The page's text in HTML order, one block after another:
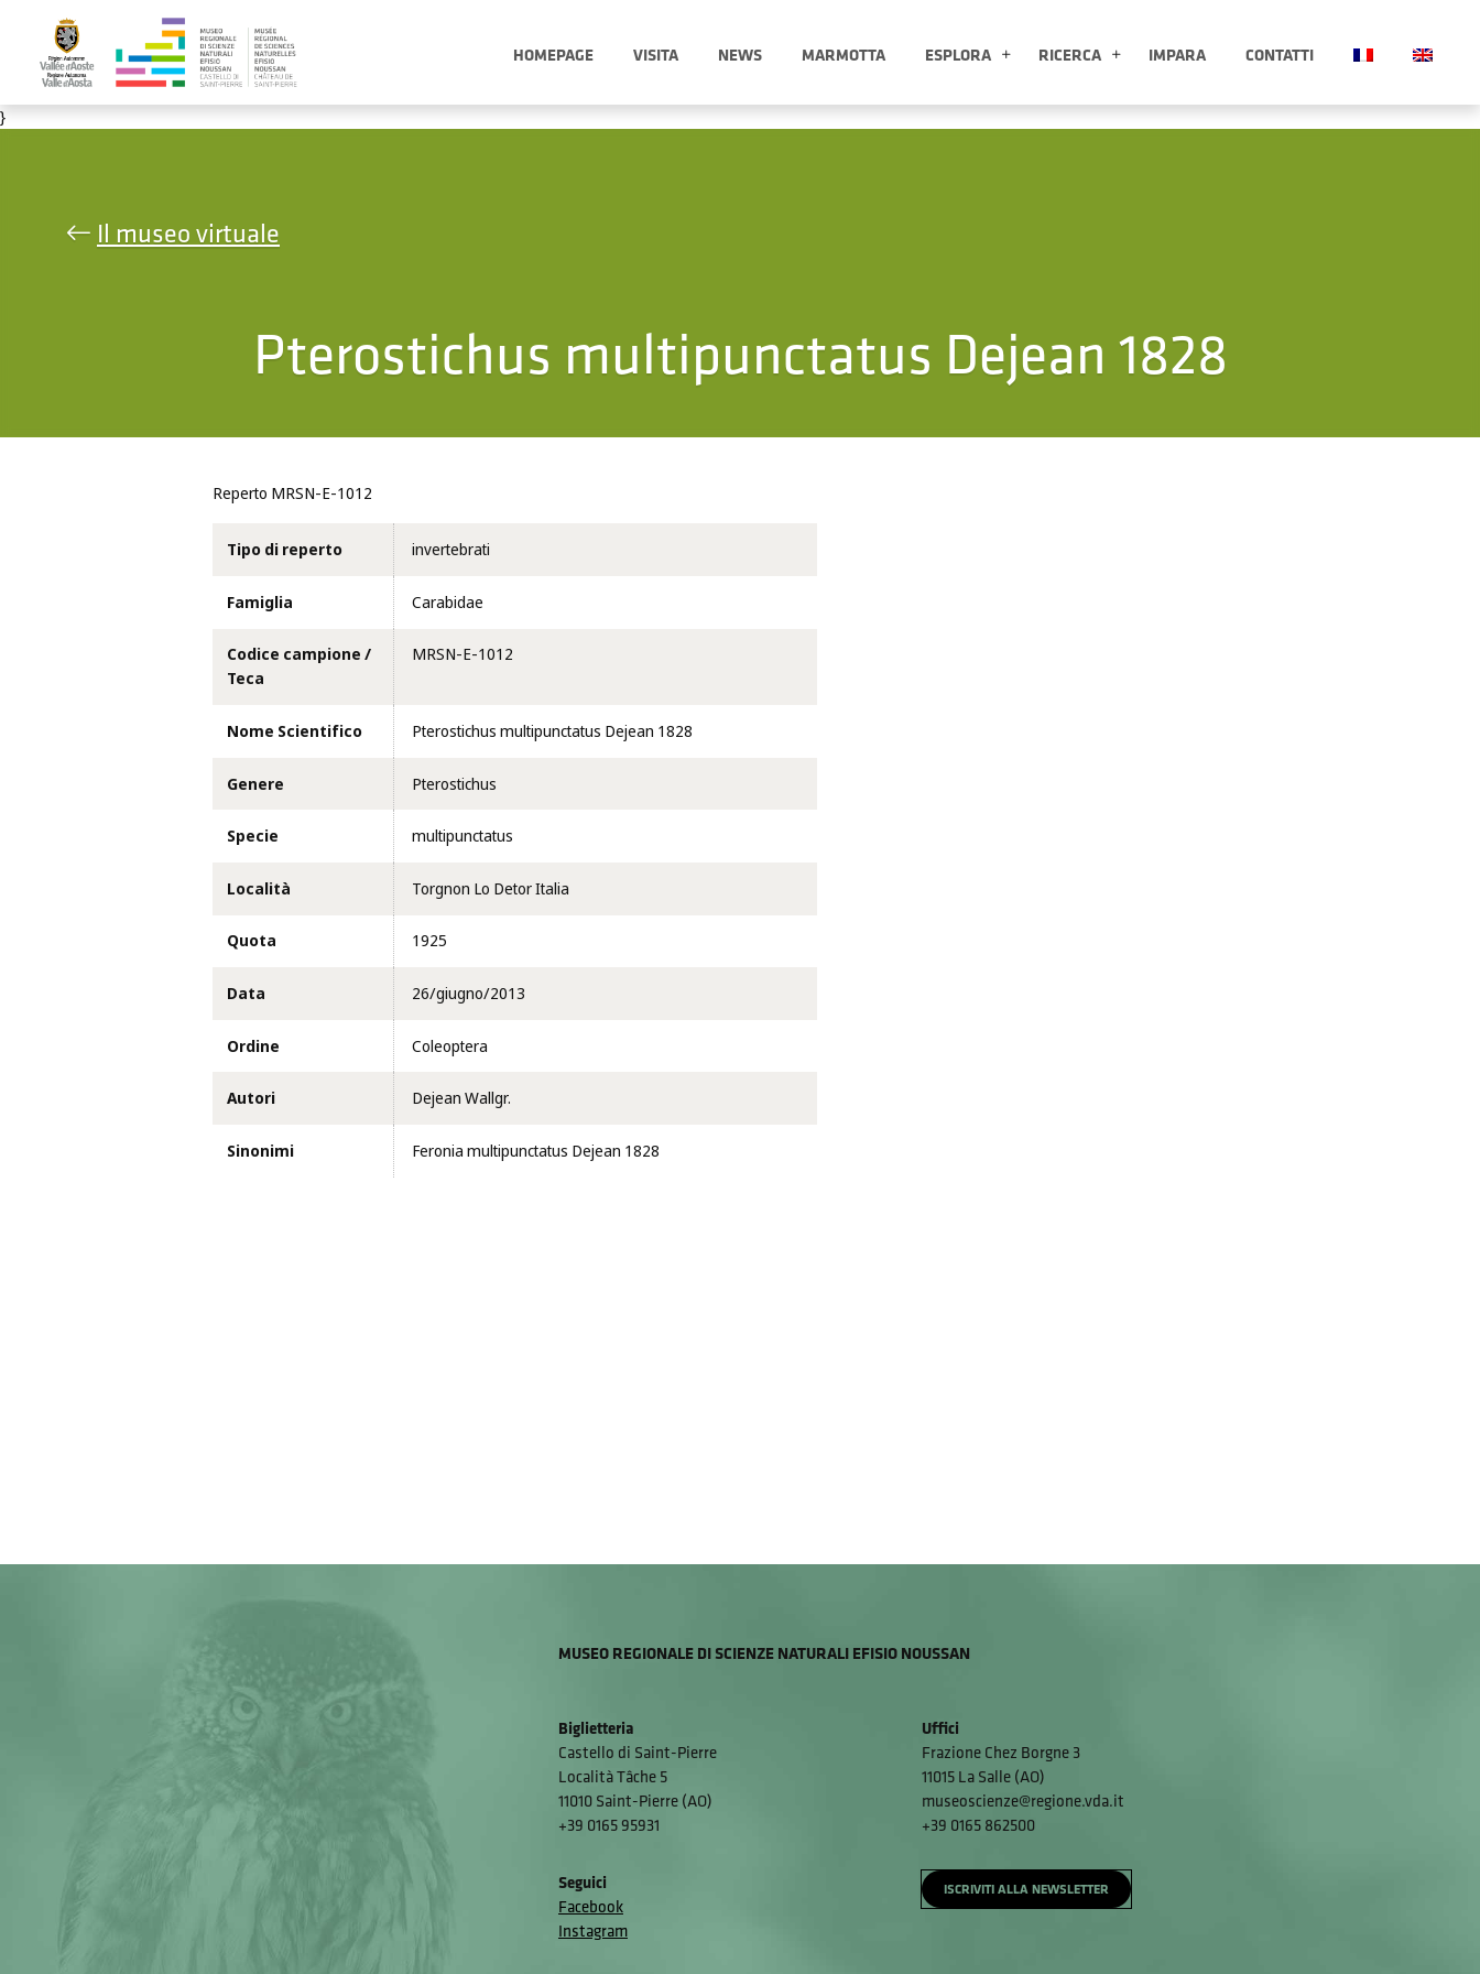
HOMEPAGE VISITA NEWS MARMOTTA ESPLORA RICERCA IMPARA CONTATTI
}
Il museo virtuale
Pterostichus multipunctatus Dejean 1828
Reperto MRSN-E-1012
Tipo di reperto invertebrati
Famiglia Carabidae
Codice campione /
Teca
MRSN-E-1012
Nome Scientifico Pterostichus multipunctatus Dejean 1828
Genere Pterostichus
Specie multipunctatus
Località Torgnon Lo Detor Italia
Quota 1925
Data 26/giugno/2013
Ordine Coleoptera
Autori Dejean Wallgr.
Sinonimi Feronia multipunctatus Dejean 1828
MUSEO REGIONALE DI SCIENZE NATURALI EFISIO NOUSSAN
Biglietteria
Castello di Saint-Pierre
Località Tâche 5
11010 Saint-Pierre (AO)
+39 0165 95931
Uffici
Frazione Chez Borgne 3
11015 La Salle (AO)
museoscienze@regione.vda.it
+39 0165 862500
Seguici
Facebook
Instagram
ISCRIVITI ALLA NEWSLETTER